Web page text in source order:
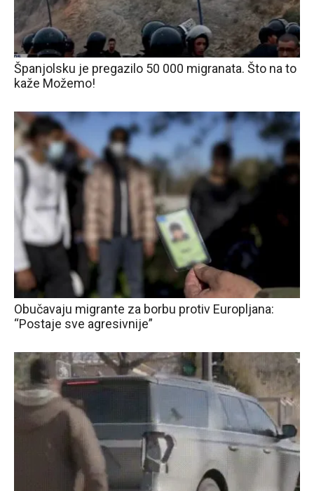
Španjolsku je pregazilo 50 000 migranata. Što na to
kaže Možemo!
Obučavaju migrante za borbu protiv Europljana:
“Postaje sve agresivnije”